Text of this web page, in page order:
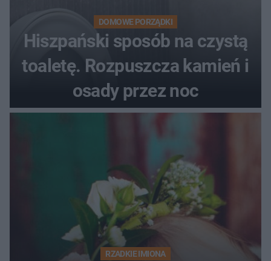
DOMOWE PORZĄDKI
Hiszpański sposób na czystą
toaletę. Rozpuszcza kamień i
osady przez noc
RZADKIE IMIONA